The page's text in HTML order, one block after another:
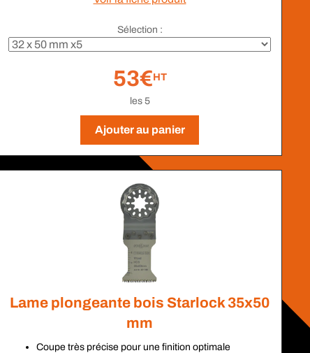
Sélection :
53€HT
les 5
Ajouter au panier
Lame plongeante bois Starlock 35x50
mm
Coupe très précise pour une finition optimale